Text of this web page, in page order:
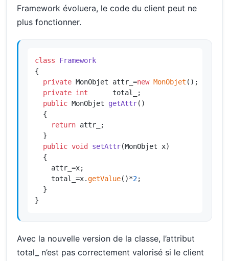
Framework évoluera, le code du client peut ne
plus fonctionner.
class
Framework
{
private MonObjet attr_=new MonObjet ();
private int
      total_;
public MonObjet getAttr()
{
return attr_;
  }
public void setAttr(MonObjet x)
{
    attr_=x;
    total_=x.
getValue()*2;
  }
}
Avec la nouvelle version de la classe, l’attribut
total_ n’est pas correctement valorisé si le client